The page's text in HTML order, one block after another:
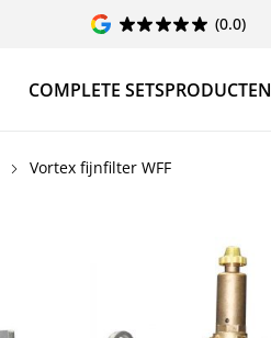
(0.0)
COMPLETE SETSPRODUCTEN
Vortex fijnfilter WFF